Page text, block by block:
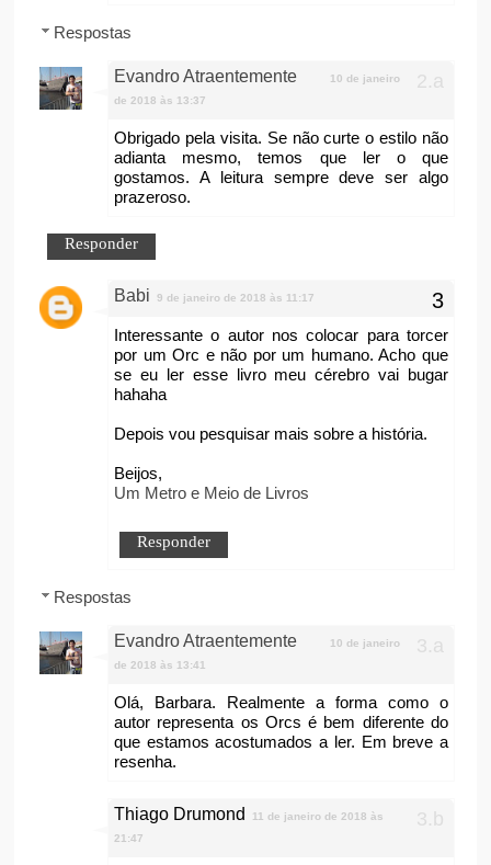
Respostas
Evandro Atraentemente
10 de janeiro
de 2018 às 13:37
Obrigado pela visita. Se não curte o estilo não
adianta mesmo, temos que ler o que
gostamos. A leitura sempre deve ser algo
prazeroso.
Responder
Babi 9 de janeiro de 2018 às 11:17
Interessante o autor nos colocar para torcer
por um Orc e não por um humano. Acho que
se eu ler esse livro meu cérebro vai bugar
hahaha
Depois vou pesquisar mais sobre a história.
Beijos,
Um Metro e Meio de Livros
Responder
Respostas
Evandro Atraentemente
10 de janeiro
de 2018 às 13:41
Olá, Barbara. Realmente a forma como o
autor representa os Orcs é bem diferente do
que estamos acostumados a ler. Em breve a
resenha.
Thiago Drumond
11 de janeiro de 2018 às
21:47